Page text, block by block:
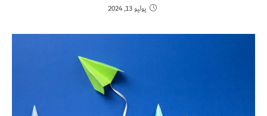
يوليو 13, 2024